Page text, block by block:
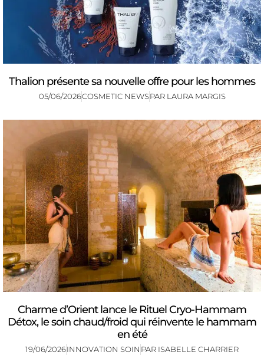
Thalion présente sa nouvelle offre pour les hommes
05/06/2026COSMETIC NEWSPAR LAURA MARGIS
Charme d’Orient lance le Rituel Cryo-Hammam
Détox, le soin chaud/froid qui réinvente le hammam
en été
19/06/2026INNOVATION SOIN PAR ISABELLE CHARRIER